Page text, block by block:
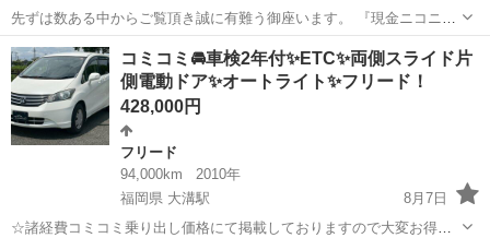
先ずは数ある中からご覧頂き誠に有難う御座います。 『現金ニコニコ
払いも大歓迎』 人気のホンダ フリードになります 内装かなり綺麗な
のと高級感あります 長期車検です。 陸送価格（ご自宅まで） 北見
10000円 帯広 ...
北海道 釧路市 フリード ホンダフリード
コミコミ🚘車検2年付✨ETC✨両側スライド片
側電動ドア✨オートライト✨フリード！
428,000円
フリード
94,000km
2010年
福岡県 大溝駅
8月7日
☆諸経費コミコミ乗り出し価格にて掲載しておりますので大変お得で